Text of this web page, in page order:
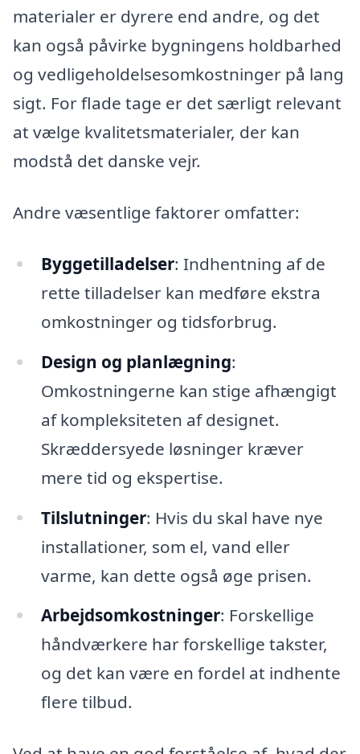
materialer er dyrere end andre, og det
kan også påvirke bygningens holdbarhed
og vedligeholdelsesomkostninger på lang
sigt. For flade tage er det særligt relevant
at vælge kvalitetsmaterialer, der kan
modstå det danske vejr.
Andre væsentlige faktorer omfatter:
Byggetilladelser: Indhentning af de
rette tilladelser kan medføre ekstra
omkostninger og tidsforbrug.
Design og planlægning:
Omkostningerne kan stige afhængigt
af kompleksiteten af designet.
Skræddersyede løsninger kræver
mere tid og ekspertise.
Tilslutninger: Hvis du skal have nye
installationer, som el, vand eller
varme, kan dette også øge prisen.
Arbejdsomkostninger: Forskellige
håndværkere har forskellige takster,
og det kan være en fordel at indhente
flere tilbud.